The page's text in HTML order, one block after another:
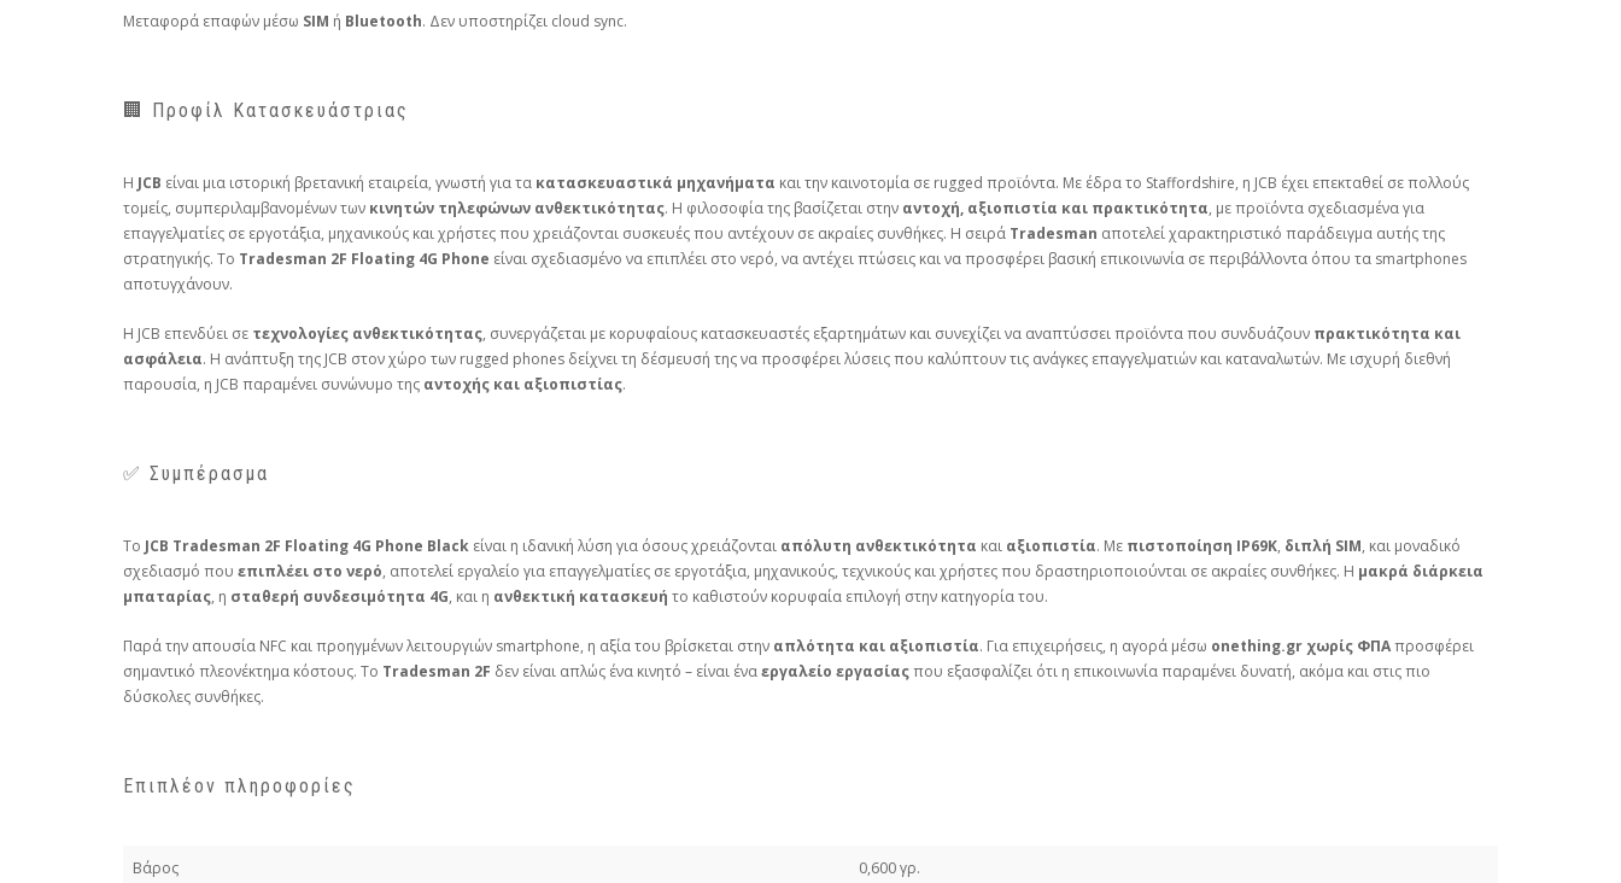
Μεταφορά επαφών μέσω SIM ή Bluetooth. Δεν υποστηρίζει cloud sync.
🏢 Προφίλ Κατασκευάστριας
Η JCB είναι μια ιστορική βρετανική εταιρεία, γνωστή για τα κατασκευαστικά μηχανήματα και την καινοτομία σε rugged προϊόντα. Με έδρα το Staffordshire, η JCB έχει επεκταθεί σε πολλούς
τομείς, συμπεριλαμβανομένων των κινητών τηλεφώνων ανθεκτικότητας. Η φιλοσοφία της βασίζεται στην αντοχή, αξιοπιστία και πρακτικότητα, με προϊόντα σχεδιασμένα για
επαγγελματίες σε εργοτάξια, μηχανικούς και χρήστες που χρειάζονται συσκευές που αντέχουν σε ακραίες συνθήκες. Η σειρά Tradesman αποτελεί χαρακτηριστικό παράδειγμα αυτής της
στρατηγικής. Το Tradesman 2F Floating 4G Phone είναι σχεδιασμένο να επιπλέει στο νερό, να αντέχει πτώσεις και να προσφέρει βασική επικοινωνία σε περιβάλλοντα όπου τα smartphones
αποτυγχάνουν.
Η JCB επενδύει σε τεχνολογίες ανθεκτικότητας, συνεργάζεται με κορυφαίους κατασκευαστές εξαρτημάτων και συνεχίζει να αναπτύσσει προϊόντα που συνδυάζουν πρακτικότητα και
ασφάλεια. Η ανάπτυξη της JCB στον χώρο των rugged phones δείχνει τη δέσμευσή της να προσφέρει λύσεις που καλύπτουν τις ανάγκες επαγγελματιών και καταναλωτών. Με ισχυρή διεθνή
παρουσία, η JCB παραμένει συνώνυμο της αντοχής και αξιοπιστίας.
✅ Συμπέρασμα
Το JCB Tradesman 2F Floating 4G Phone Black είναι η ιδανική λύση για όσους χρειάζονται απόλυτη ανθεκτικότητα και αξιοπιστία. Με πιστοποίηση IP69K, διπλή SIM, και μοναδικό
σχεδιασμό που επιπλέει στο νερό, αποτελεί εργαλείο για επαγγελματίες σε εργοτάξια, μηχανικούς, τεχνικούς και χρήστες που δραστηριοποιούνται σε ακραίες συνθήκες. Η μακρά διάρκεια
μπαταρίας, η σταθερή συνδεσιμότητα 4G, και η ανθεκτική κατασκευή το καθιστούν κορυφαία επιλογή στην κατηγορία του.
Παρά την απουσία NFC και προηγμένων λειτουργιών smartphone, η αξία του βρίσκεται στην απλότητα και αξιοπιστία. Για επιχειρήσεις, η αγορά μέσω onething.gr χωρίς ΦΠΑπροσφέρει
σημαντικό πλεονέκτημα κόστους. Το Tradesman 2F δεν είναι απλώς ένα κινητό – είναι έναεργαλείο εργασίαςπου εξασφαλίζει ότι η επικοινωνία παραμένει δυνατή, ακόμα και στις πιο
δύσκολες συνθήκες.
Επιπλέον πληροφορίες
Βάρος 0,600 γρ.